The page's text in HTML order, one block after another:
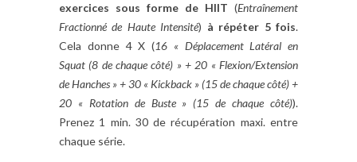
exercices sous forme de HIIT (Entraînement
Fractionné de Haute Intensité) à répéter 5 fois.
Cela donne 4 X (16 « Déplacement Latéral en
Squat (8 de chaque côté) » + 20 « Flexion/Extension
de Hanches »+ 30 « Kickback » (15 de chaque côté) +
20 « Rotation de Buste » (15 de chaque côté)).
Prenez 1 min. 30 de récupération maxi. entre
chaque série.